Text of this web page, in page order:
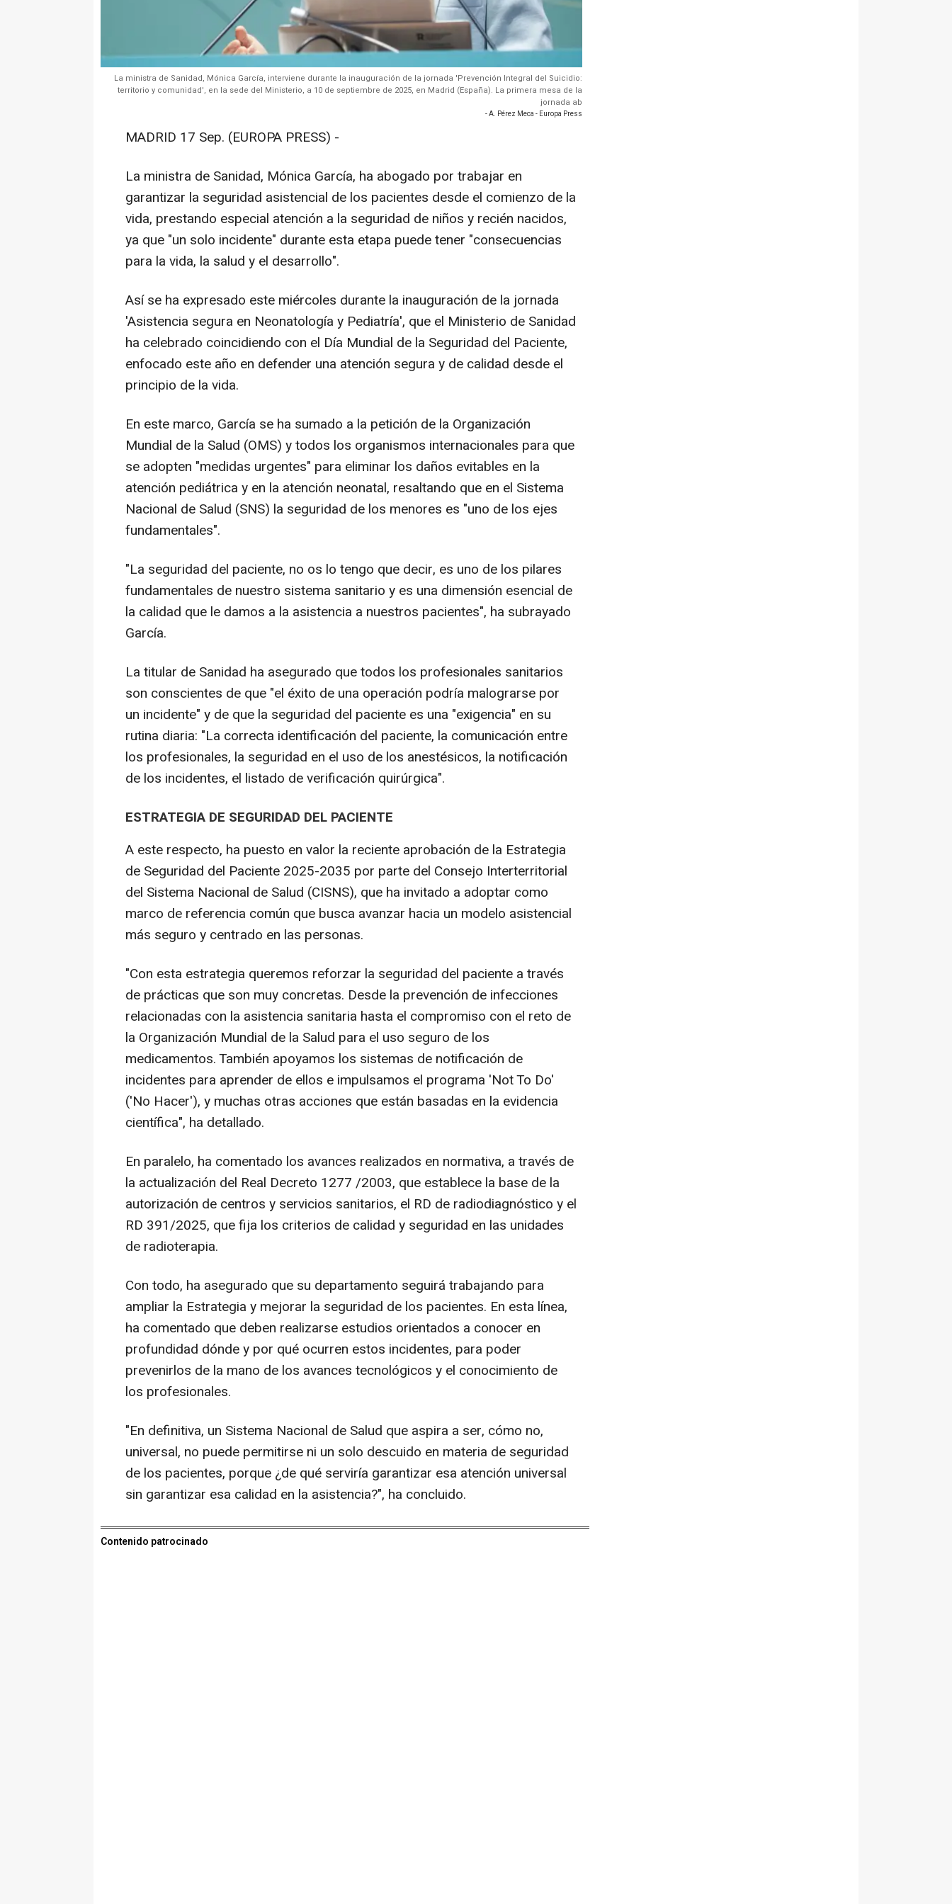
La ministra de Sanidad, Mónica García, interviene durante la inauguración de la jornada 'Prevención Integral del Suicidio:
territorio y comunidad', en la sede del Ministerio, a 10 de septiembre de 2025, en Madrid (España). La primera mesa de la
jornada ab
- A. Pérez Meca - Europa Press
MADRID 17 Sep. (EUROPA PRESS) -
La ministra de Sanidad, Mónica García, ha abogado por trabajar en
garantizar la seguridad asistencial de los pacientes desde el comienzo de la
vida, prestando especial atención a la seguridad de niños y recién nacidos,
ya que "un solo incidente" durante esta etapa puede tener "consecuencias
para la vida, la salud y el desarrollo".
Así se ha expresado este miércoles durante la inauguración de la jornada
'Asistencia segura en Neonatología y Pediatría', que el Ministerio de Sanidad
ha celebrado coincidiendo con el Día Mundial de la Seguridad del Paciente,
enfocado este año en defender una atención segura y de calidad desde el
principio de la vida.
En este marco, García se ha sumado a la petición de la Organización
Mundial de la Salud (OMS) y todos los organismos internacionales para que
se adopten "medidas urgentes" para eliminar los daños evitables en la
atención pediátrica y en la atención neonatal, resaltando que en el Sistema
Nacional de Salud (SNS) la seguridad de los menores es "uno de los ejes
fundamentales".
"La seguridad del paciente, no os lo tengo que decir, es uno de los pilares
fundamentales de nuestro sistema sanitario y es una dimensión esencial de
la calidad que le damos a la asistencia a nuestros pacientes", ha subrayado
García.
La titular de Sanidad ha asegurado que todos los profesionales sanitarios
son conscientes de que "el éxito de una operación podría malograrse por
un incidente" y de que la seguridad del paciente es una "exigencia" en su
rutina diaria: "La correcta identificación del paciente, la comunicación entre
los profesionales, la seguridad en el uso de los anestésicos, la notificación
de los incidentes, el listado de verificación quirúrgica".
ESTRATEGIA DE SEGURIDAD DEL PACIENTE
A este respecto, ha puesto en valor la reciente aprobación de la Estrategia
de Seguridad del Paciente 2025-2035 por parte del Consejo Interterritorial
del Sistema Nacional de Salud (CISNS), que ha invitado a adoptar como
marco de referencia común que busca avanzar hacia un modelo asistencial
más seguro y centrado en las personas.
"Con esta estrategia queremos reforzar la seguridad del paciente a través
de prácticas que son muy concretas. Desde la prevención de infecciones
relacionadas con la asistencia sanitaria hasta el compromiso con el reto de
la Organización Mundial de la Salud para el uso seguro de los
medicamentos. También apoyamos los sistemas de notificación de
incidentes para aprender de ellos e impulsamos el programa 'Not To Do'
('No Hacer'), y muchas otras acciones que están basadas en la evidencia
científica", ha detallado.
En paralelo, ha comentado los avances realizados en normativa, a través de
la actualización del Real Decreto 1277 /2003, que establece la base de la
autorización de centros y servicios sanitarios, el RD de radiodiagnóstico y el
RD 391/2025, que fija los criterios de calidad y seguridad en las unidades
de radioterapia.
Con todo, ha asegurado que su departamento seguirá trabajando para
ampliar la Estrategia y mejorar la seguridad de los pacientes. En esta línea,
ha comentado que deben realizarse estudios orientados a conocer en
profundidad dónde y por qué ocurren estos incidentes, para poder
prevenirlos de la mano de los avances tecnológicos y el conocimiento de
los profesionales.
"En definitiva, un Sistema Nacional de Salud que aspira a ser, cómo no,
universal, no puede permitirse ni un solo descuido en materia de seguridad
de los pacientes, porque ¿de qué serviría garantizar esa atención universal
sin garantizar esa calidad en la asistencia?", ha concluido.
Contenido patrocinado